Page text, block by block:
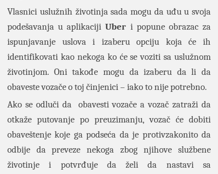
Vlasnici uslužnih životinja sada mogu da uđu u svoja
podešavanja u aplikacijiUber i popune obrazac za
ispunjavanje uslova i izaberu opciju koja će ih
identifikovati kao nekoga ko će se voziti sa uslužnom
životinjom. Oni takođe mogu da izaberu da li da
obaveste vozače o toj činjenici – iako to nije potrebno.
Ako se odluči da obavesti vozače a vozač zatraži da
otkaže putovanje po preuzimanju, vozač će dobiti
obaveštenje koje ga podseća da je protivzakonito da
odbije da preveze nekoga zbog njihove službene
životinje i potvrđuje da želi da nastavi sa